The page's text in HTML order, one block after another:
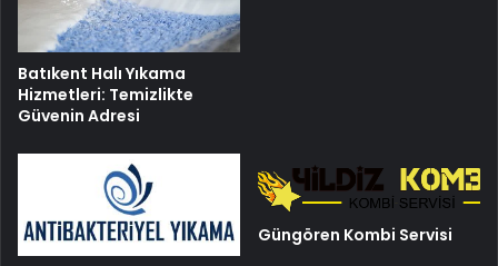
Batıkent Halı Yıkama
Hizmetleri: Temizlikte
Güvenin Adresi
Güngören Kombi Servisi